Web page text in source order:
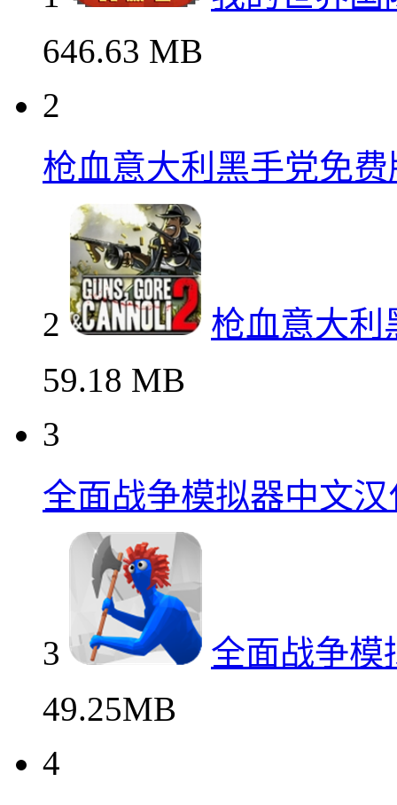
646.63 MB
2
枪血意大利黑手党免
2
枪血意大利
59.18 MB
3
全面战争模拟器中文
3
全面战争模
49.25MB
4